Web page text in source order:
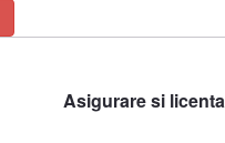
Asigurare si licenta